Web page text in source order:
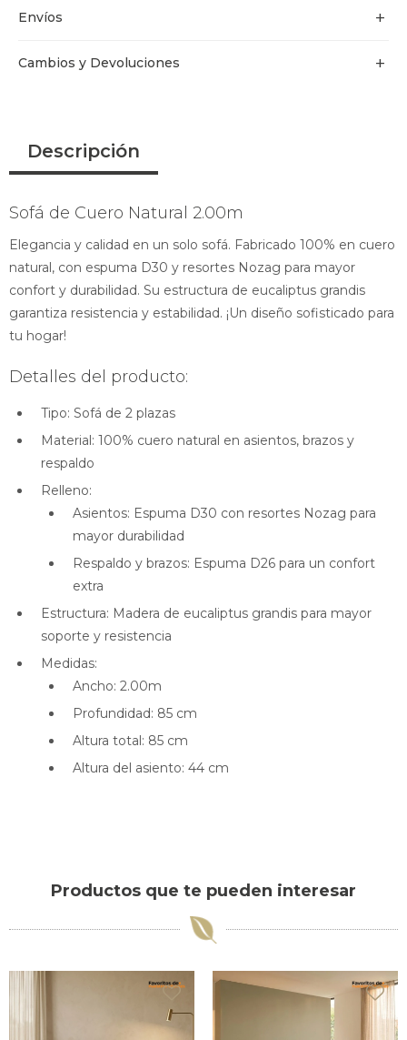
Envíos
Cambios y Devoluciones
Descripción
Sofá de Cuero Natural 2.00m
Elegancia y calidad en un solo sofá. Fabricado 100% en cuero
natural, con espuma D30 y resortes Nozag para mayor
confort y durabilidad. Su estructura de eucaliptus grandis
garantiza resistencia y estabilidad. ¡Un diseño sofisticado para
tu hogar!
Detalles del producto:
Tipo: Sofá de 2 plazas
Material: 100% cuero natural en asientos, brazos y
respaldo
Relleno:
Asientos: Espuma D30 con resortes Nozag para
mayor durabilidad
Respaldo y brazos: Espuma D26 para un confort
extra
Estructura: Madera de eucaliptus grandis para mayor
soporte y resistencia
Medidas:
Ancho: 2.00m
Profundidad: 85 cm
Altura total: 85 cm
Altura del asiento: 44 cm
Productos que te pueden interesar